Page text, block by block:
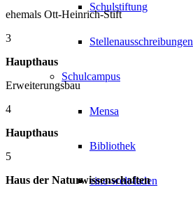
Schulstiftung
Stellenausschreibungen
Schulcampus
Mensa
Bibliothek
eine-welt-laden
ehemals Ott-Heinrich-Stift
3
Haupthaus
Erweiterungsbau
4
Haupthaus
5
Haus der Naturwissenschaften